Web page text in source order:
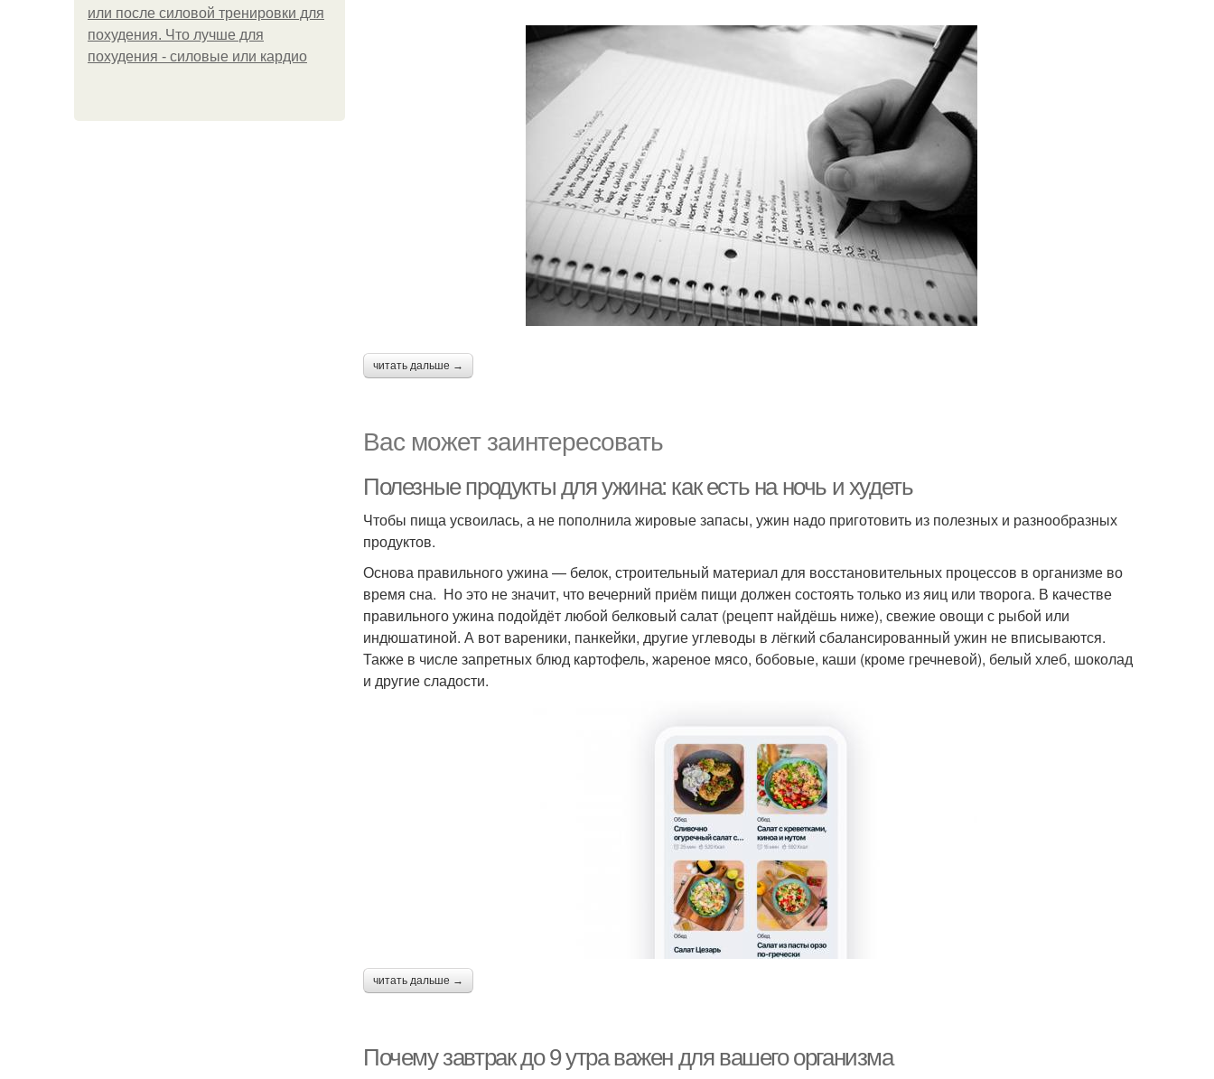
или после силовой тренировки для
похудения. Что лучше для
похудения - силовые или кардио
читать дальше →
Вас может заинтересовать
Полезные продукты для ужина: как есть на ночь и худеть
Чтобы пища усвоилась, а не пополнила жировые запасы, ужин надо приготовить из полезных и разнообразных
продуктов.
Основа правильного ужина — белок, строительный материал для восстановительных процессов в организме во
время сна. Но это не значит, что вечерний приём пищи должен состоять только из яиц или творога. В качестве
правильного ужина подойдёт любой белковый салат (рецепт найдёшь ниже), свежие овощи с рыбой или
индюшатиной. А вот вареники, панкейки, другие углеводы в лёгкий сбалансированный ужин не вписываются.
Также в числе запретных блюд картофель, жареное мясо, бобовые, каши (кроме гречневой), белый хлеб, шоколад
и другие сладости.
читать дальше →
Почему завтрак до 9 утра важен для вашего организма